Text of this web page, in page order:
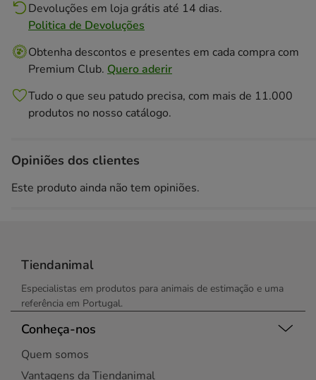
Devoluções em loja grátis até 14 dias.
Politica de Devoluções
Obtenha descontos e presentes em cada compra com
Premium Club. Quero aderir
Tudo o que seu patudo precisa, com mais de 11.000
produtos no nosso catálogo.
Opiniões dos clientes
Este produto ainda não tem opiniões.
Tiendanimal
Especialistas em produtos para animais de estimação e uma
referência em Portugal.
Conheça-nos
Quem somos
Vantagens da Tiendanimal